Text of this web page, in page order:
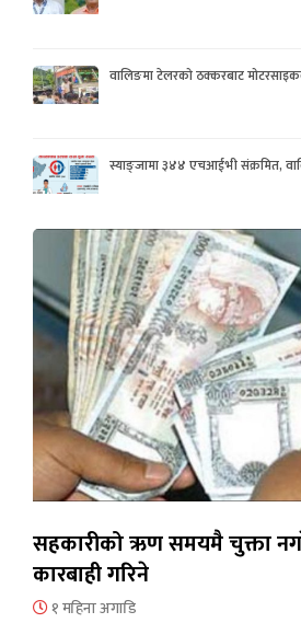
वालिङमा टेलरको ठक्करबाट
स्याङ्जामा ३४४ एचआईभी संक्रमित,
सहकारीको ऋण समयमै चुक्ता
कारबाही गरिने
१ महिना अगाडि